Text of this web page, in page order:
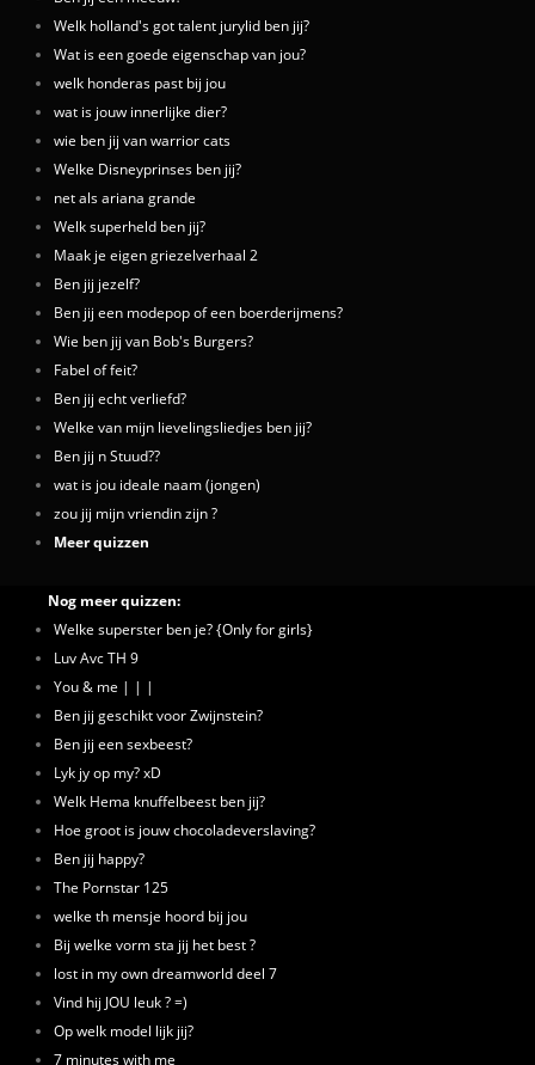
Welk holland's got talent jurylid ben jij?
Wat is een goede eigenschap van jou?
welk honderas past bij jou
wat is jouw innerlijke dier?
wie ben jij van warrior cats
Welke Disneyprinses ben jij?
net als ariana grande
Welk superheld ben jij?
Maak je eigen griezelverhaal 2
Ben jij jezelf?
Ben jij een modepop of een boerderijmens?
Wie ben jij van Bob's Burgers?
Fabel of feit?
Ben jij echt verliefd?
Welke van mijn lievelingsliedjes ben jij?
Ben jij n Stuud??
wat is jou ideale naam (jongen)
zou jij mijn vriendin zijn ?
Meer quizzen
Nog meer quizzen:
Welke superster ben je? {Only for girls}
Luv Avc TH 9
You & me | | |
Ben jij geschikt voor Zwijnstein?
Ben jij een sexbeest?
Lyk jy op my? xD
Welk Hema knuffelbeest ben jij?
Hoe groot is jouw chocoladeverslaving?
Ben jij happy?
The Pornstar 125
welke th mensje hoord bij jou
Bij welke vorm sta jij het best ?
lost in my own dreamworld deel 7
Vind hij JOU leuk ? =)
Op welk model lijk jij?
7 minutes with me